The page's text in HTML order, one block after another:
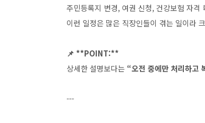
주민등록지 변경, 여권 신청, 건강보험 자격
이런 일정은 많은 직장인들이 겪는 일이라
📌 **POINT:**
상세한 설명보다는 “오전 중에만 처리하고
---